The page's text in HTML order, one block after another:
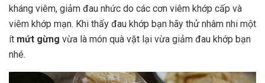
kháng viêm, giảm đau nhức do các cơn viêm khớp cấp và
viêm khớp mạn. Khi thấy đau khớp bạn hãy thử nhâm nhi một
ít mứt gừng vừa là món quà vặt lại vừa giảm đau khớp bạn
nhé.